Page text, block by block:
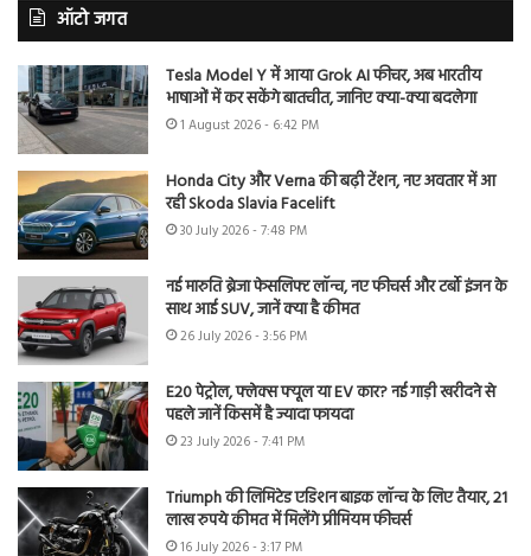
ऑटो जगत
Tesla Model Y में आया Grok AI फीचर, अब भारतीय
भाषाओं में कर सकेंगे बातचीत, जानिए क्या-क्या बदलेगा
1 August 2026 - 6:42 PM
Honda City और Verna की बढ़ी टेंशन, नए अवतार में आ
रही Skoda Slavia Facelift
30 July 2026 - 7:48 PM
नई मारुति ब्रेजा फेसलिफ्ट लॉन्च, नए फीचर्स और टर्बो इंजन के
साथ आई SUV, जानें क्या है कीमत
26 July 2026 - 3:56 PM
E20 पेट्रोल, फ्लेक्स फ्यूल या EV कार? नई गाड़ी खरीदने से
पहले जानें किसमें है ज्यादा फायदा
23 July 2026 - 7:41 PM
Triumph की लिमिटेड एडिशन बाइक लॉन्च के लिए तैयार, 21
लाख रुपये कीमत में मिलेंगे प्रीमियम फीचर्स
16 July 2026 - 3:17 PM